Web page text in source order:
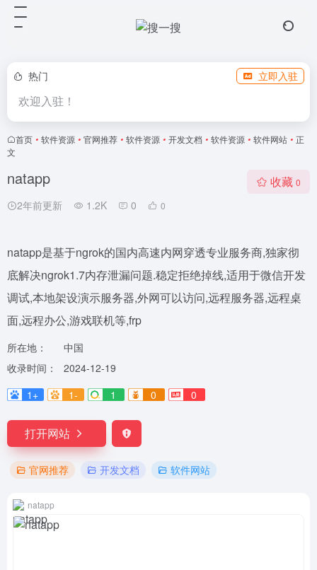
热门 立即入驻
欢迎入驻！
首页 • 软件资源 • 官网推荐 • 软件资源 • 开发文档 • 软件资源 • 软件网站 • 正
文
natapp
2年前更新 1.2K 0 0
收藏 0
natapp是基于ngrok的国内高速内网穿透专业服务商,独家彻
底解决ngrok1.7内存泄漏问题.稳定拒绝掉线,适用于微信开发
调试,本地架设演示服务器,外网可以访问,远程服务器,远程桌
面,远程办公,游戏联机等,frp
所在地：
中国
收录时间：
2024-12-19
1+
1- 1 0 0
打开网站
官网推荐 开发文档 软件网站
natapp